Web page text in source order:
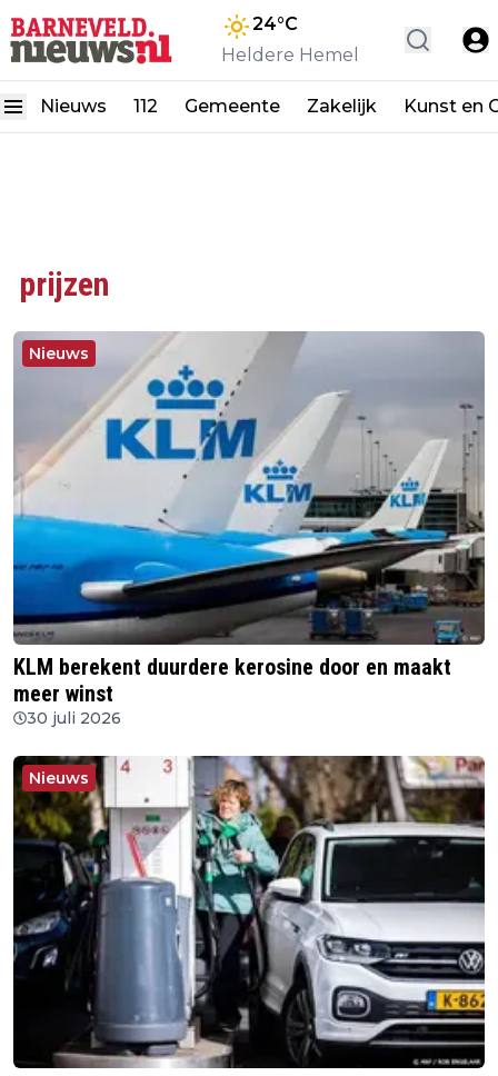
24°C
Heldere Hemel
Nieuws 112 Gemeente Zakelijk Kunst en
prijzen
Nieuws
KLM berekent duurdere kerosine door en maakt
meer winst
30 juli 2026
Nieuws